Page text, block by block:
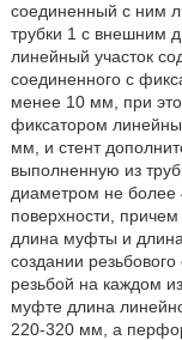
соединенный с ним
трубки 1 с внешним
линейный участок
соединенного с
менее 10 мм, при
фиксатором
мм, и стент
выполненную из
диаметром не более
поверхности, причем
длина муфты и
создании
резьбой на каждом
муфте длина
220-320 мм, а